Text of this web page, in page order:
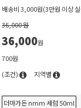
배송비 3,000원(3만원 이상
36,000 원
36,000원
700원
(조건) 지역별
더마가든 nmm 세럼 50ml